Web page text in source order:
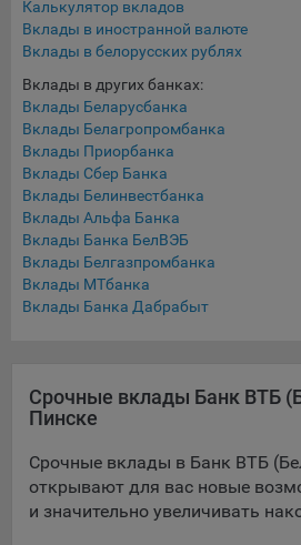
составить представление о
сайта в целом. Общество
анализа трафика на сайтах.
9.5. Файлы cookie, применяемые для
аудитории и в рекламных целях,
Google Analytics.
Технические/Функциональные,
Необходимые для функционирования
платформ «Google Analytics»,
(статистические), установлены на
передаются третьим лицам, часть из
время пользования сайтом;
Отключение аналитических файлов
определять предпочтения
меры по совершенствованию
предпочтений пользователей.
Калькулятор вкладов
Вклады в иностранной валюте
Вклады в белорусских рублях
Вклады в других банках:
Вклады Беларусбанка
Вклады Белагропромбанка
Вклады Приорбанка
Вклады Сбер Банка
Вклады Белинвестбанка
Вклады Альфа Банка
Вклады Банка БелВЭБ
Вклады Белгазпромбанка
Вклады МТбанка
Вклады Банка Дабрабыт
Срочные вклады Банк ВТБ
Пинске
Срочные вклады в Банк ВТБ
открывают для вас новые
и значительно увеличивать